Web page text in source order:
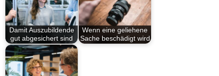
Damit Auszubildende
gut abgesichert sind
Wenn eine geliehene
Sache beschädigt wird